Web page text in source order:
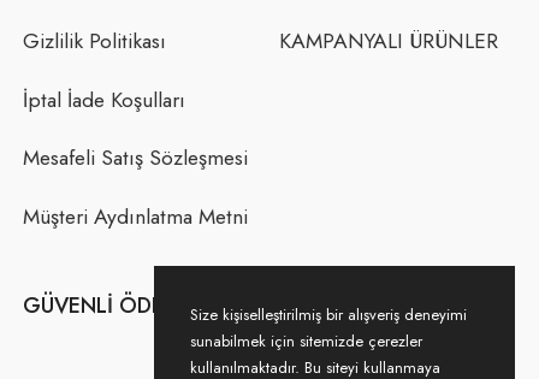
Gizlilik Politikası
İptal İade Koşulları
Mesafeli Satış Sözleşmesi
Müşteri Aydınlatma Metni
KAMPANYALI ÜRÜNLER
GÜVENLI ÖDEMESize kişiselleştirilmiş bir alışveriş deneyimi
sunabilmek için sitemizde çerezler
kullanılmaktadır. Bu siteyi kullanmaya